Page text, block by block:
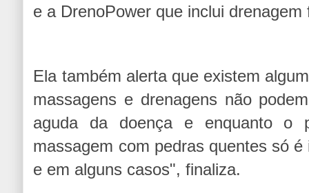
e a DrenoPower que inclui
Ela também alerta que existem
massagens e drenagens não
aguda da doença e enquanto o
massagem com pedras quentes só
e em alguns casos", finaliza.